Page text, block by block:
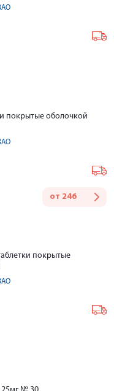
покрытые оболочкой
от 246
покрытые